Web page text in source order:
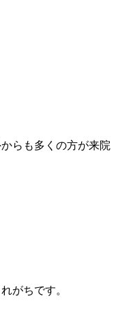
らも多くの方が来院
がちです。